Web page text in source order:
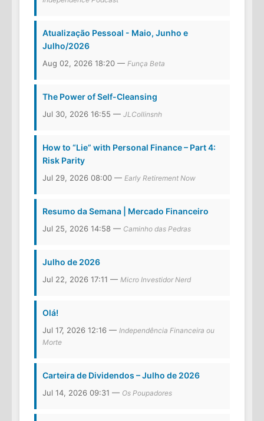
Atualização Pessoal - Maio, Junho e
Julho/2026
Aug 02, 2026 18:20 — Funça Beta
The Power of Self-Cleansing
Jul 30, 2026 16:55 — JLCollinsnh
How to “Lie” with Personal Finance – Part 4:
Risk Parity
Jul 29, 2026 08:00 — Early Retirement Now
Resumo da Semana | Mercado Financeiro
Jul 25, 2026 14:58 — Caminho das Pedras
Julho de 2026
Jul 22, 2026 17:11 — Micro Investidor Nerd
Olá!
Jul 17, 2026 12:16 — Independência Financeira ou
Morte
Carteira de Dividendos – Julho de 2026
Jul 14, 2026 09:31 — Os Poupadores